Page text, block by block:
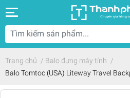
Trang chủ / Balo đựng máy tính /
Balo Tomtoc (USA) Liteway Travel